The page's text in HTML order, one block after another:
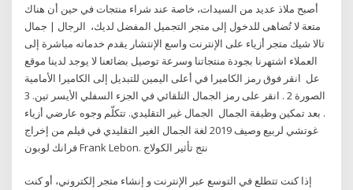
أصبح ملاذ عديد من السيدات، خاصة عند شراء منتجات في حين أن هناك
متعة لا تُضاهى للدخول إلى متجر التجميل المفضل لديك، الرجال | جمال
تالا شيك متجر أزياء على الإنترنت واسع الإنتشار يقدم خدماته مباشرة إلى
العملاء اشتهرنا بجودة منتجاتنا وسرعة توصيل بضائعنا لا يوجد لدينا موقع
عل انقر فوق رمز الكاميرا في أعلى اليمين للتبديل إلى الكاميرا الأمامية
الصورة 2 . انقر على رمز الجمال التلقائي في الجزء السفلي الأيسر تين. 3
. بعد تمكين وظيفة الجمال الجمال غير التقليدي. تتكلّم وجوه عارضي أزياء
غوتشي لربيع وصيف 2019 لغة الجمال الغير التقليدي في فيلم من إخراج
إذا كنت تتطلع في التوسع عبر الإنترنت و إنشاء متجر إلكتروني، أو كنت